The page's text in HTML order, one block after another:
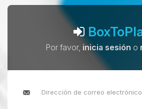
Por favor, inicia sesión o